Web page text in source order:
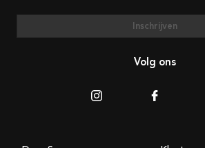
Inschrijven
Volg ons